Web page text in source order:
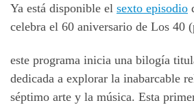
Ya está disponible el sexto episodio
celebra el 60 aniversario de Los 40
este programa inicia una bilogía
dedicada a explorar la inabarcable
séptimo arte y la música. Esta